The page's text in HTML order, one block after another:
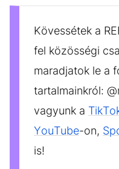
Kövessétek a
fel közösségi
maradjatok le a
tartalmainkról:
vagyunk a
YouTube-on,
is!